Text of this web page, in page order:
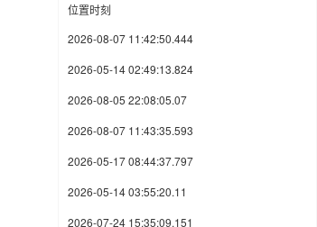
位置时刻
2026-08-07 11:42:50.444
2026-05-14 02:49:13.824
2026-08-05 22:08:05.07
2026-08-07 11:43:35.593
2026-05-17 08:44:37.797
2026-05-14 03:55:20.11
2026-07-24 15:35:09.151